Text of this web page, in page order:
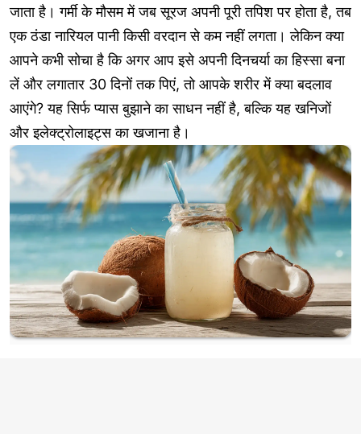
जाता है। गर्मी के मौसम में जब सूरज अपनी पूरी तपिश पर होता है, तब
एक ठंडा नारियल पानी किसी वरदान से कम नहीं लगता। लेकिन क्या
आपने कभी सोचा है कि अगर आप इसे अपनी दिनचर्या का हिस्सा बना
लें और लगातार 30 दिनों तक पिएं, तो आपके शरीर में क्या बदलाव
आएंगे? यह सिर्फ प्यास बुझाने का साधन नहीं है, बल्कि यह खनिजों
और इलेक्ट्रोलाइट्स का खजाना है।